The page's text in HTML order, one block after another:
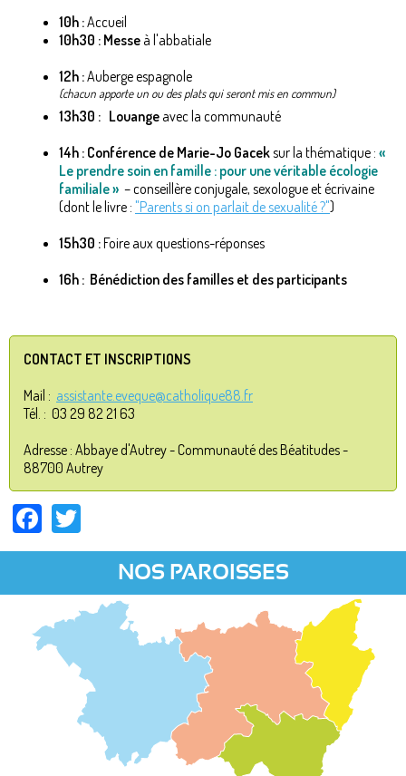
10h :Accueil
10h30 : Messe à l'abbatiale
12h :Auberge espagnole
(chacun apporte un ou des plats qui seront mis en commun)
13h30 : Louange avec la communauté
14h : Conférence de Marie-Jo Gaceksur la thématique : «
Le prendre soin en famille : pour une véritable écologie
familiale » – conseillère conjugale, sexologue et écrivaine
(dont le livre : "Parents si on parlait de sexualité ?")
15h30 :Foire aux questions-réponses
16h : Bénédiction des familles et des participants
CONTACT ET INSCRIPTIONS
Mail : assistante.eveque@catholique88.fr
Tél. : 03 29 82 21 63
Adresse : Abbaye d'Autrey - Communauté des Béatitudes -
88700 Autrey
Facebook
NOS PAROISSES